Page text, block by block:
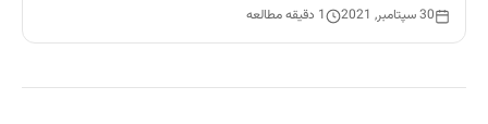
30 سپتامبر, 2021 1 دقیقه مطالعه